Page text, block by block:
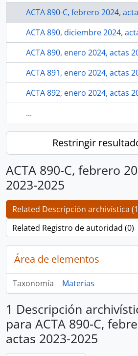
ACTA 890-C, febrero 2024,
ACTA 890, diciembre 2024,
ACTA 890, enero 2024, actas
ACTA 891, enero 2024, actas
ACTA 892, enero 2024, actas
...
Restringir
ACTA 890-C, febrero
2023-2025
Related Descripción archivística
Related Registro de autoridad (0)
Área de elementos
Taxonomía Materias
1 Descripción
para ACTA 890-C,
actas 2023-2025